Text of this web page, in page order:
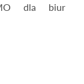
dla biur